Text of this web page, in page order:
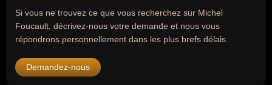
Si vous ne trouvez ce que vous recherchez sur Michel
Foucault, décrivez-nous votre demande et nous vous
répondrons personnellement dans les plus brefs délais.
Demandez-nous